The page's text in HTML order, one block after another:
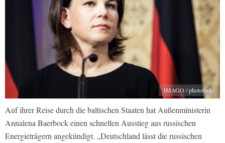
IMAGO / photothek
Auf ihrer Reise durch die baltischen Staaten hat Außenministerin
Annalena Baerbock einen schnellen Ausstieg aus russischen
Energieträgern angekündigt. „Deutschland lässt die russischen